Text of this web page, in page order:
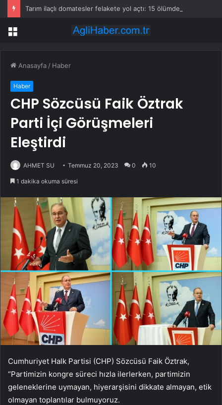
Menü
Anasayfa / Haber
Haber
CHP Sözcüsü Faik Öztrak
Parti İçi Görüşmeleri
Eleştirdi
AHMET SU Temmuz 20, 2023 0 10
1 dakika okuma süresi
Cumhuriyet Halk Partisi (CHP) Sözcüsü Faik Öztrak,
“Partimizin kongre süreci hızla ilerlerken, partimizin
geleneklerine uymayan, hiyerarşisini dikkate almayan, etik
olmayan toplantılar bulmuyoruz.